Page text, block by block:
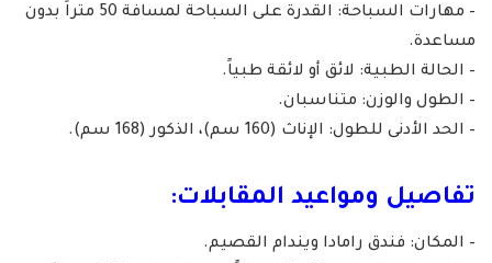
– مهارات السباحة: القدرة على السباحة لمسافة 50 متراً بدون
مساعدة.
– الحالة الطبية: لائق أو لائقة طبياً.
– الطول والوزن: متناسبان.
– الحد الأدنى للطول: الإناث (160 سم)، الذكور (168 سم).
تفاصيل ومواعيد المقابلات:
– المكان: فندق رامادا ويندام القصيم.